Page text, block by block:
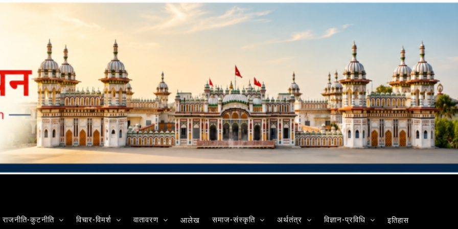
राजनीति-कुटनीति विचार-विमर्श वातावरण आलेख समाज-संस्कृति अर्थतंत्र विज्ञान-प्रविधि
इतिहास